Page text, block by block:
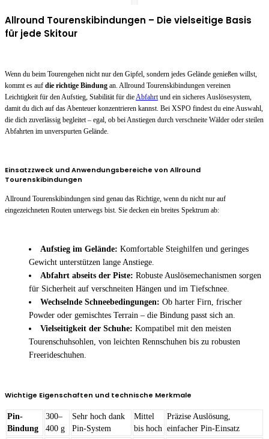
Allround Tourenskibindungen – Die vielseitige Basis
für jede Skitour
Wenn du beim Tourengehen nicht nur den Gipfel, sondern jedes Gelände genießen willst,
kommt es auf die richtige Bindung an. Allround Tourenskibindungen vereinen
Leichtigkeit für den Aufstieg, Stabilität für dieAbfahrtund ein sicheres Auslösesystem,
damit du dich auf das Abenteuer konzentrieren kannst. Bei XSPO findest du eine Auswahl,
die dich zuverlässig begleitet – egal, ob bei Anstiegen durch verschneite Wälder oder steilen
Abfahrten im unverspurten Gelände.
Einsatzzweck und Anwendungsbereiche von Allround
Tourenskibindungen
Allround Tourenskibindungen sind genau das Richtige, wenn du nicht nur auf
eingezeichneten Routen unterwegs bist. Sie decken ein breites Spektrum ab:
Aufstieg im Gelände: Komfortable Steighilfen und geringes
Gewicht unterstützen lange Anstiege.
Abfahrt abseits der Piste: Robuste Auslösemechanismen sorgen
für Sicherheit auf verschneiten Hängen und im Tiefschnee.
Wechselnde Schneebedingungen: Ob harter Firn, frischer
Powder oder gemischtes Terrain – die Bindung passt sich an.
Vielseitigkeit der Schuhe: Kompatibel mit den meisten
Tourenschuhsohlen, von leichten Rennschuhen bis zu robusten
Freerideschuhen.
Wichtige Eigenschaften und technische Merkmale
Pin-
Bindung
300–
400 g
Sehr hoch dank
Pin-System
Mittel
bis hoch
Präzise Auslösung,
einfacher Pin-Einsatz